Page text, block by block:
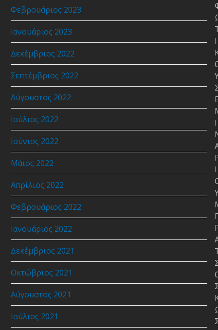
Φεβρουάριος 2023
Ιανουάριος 2023
Δεκέμβριος 2022
Σεπτέμβριος 2022
Αύγουστος 2022
Ιούλιος 2022
Ιούνιος 2022
Μάιος 2022
Απρίλιος 2022
Φεβρουάριος 2022
Ιανουάριος 2022
Δεκέμβριος 2021
Οκτώβριος 2021
Αύγουστος 2021
Ιούλιος 2021
Ι
Ι
Ι